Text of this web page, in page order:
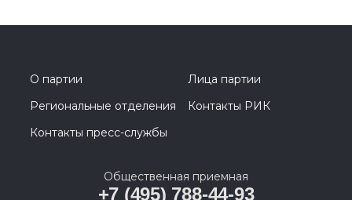
О партии
Лица партии
Региональные отделения
Контакты РИК
Контакты пресс-службы
Общественная приемная
+7 (495) 788-44-93